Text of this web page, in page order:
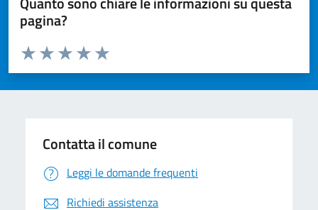
pagina?
Valuta da 1 a 5 stelle la pagina
Valuta 5 stelle su 5
Valuta 4 stelle su 5
Valuta 3 stelle su 5
Valuta 2 stelle su 5
Valuta 1 stelle su 5
Contatta il comune
Leggi le domande frequenti
Richiedi assistenza